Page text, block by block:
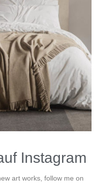
Instagram
art works, follow me on